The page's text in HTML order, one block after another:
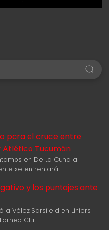
para el cruce entre
Atlético Tucumán
en De La Cuna al
se enfrentará …
y los puntajes ante
a Vélez Sarsfield en Liniers
Cla…